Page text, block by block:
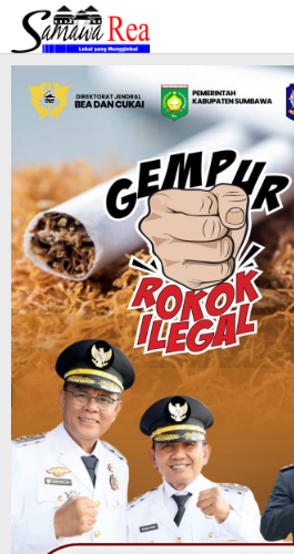
Lewati
konten